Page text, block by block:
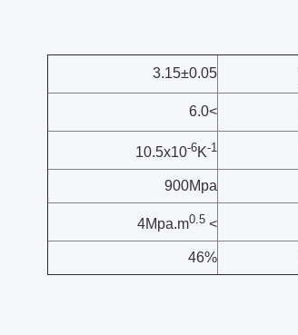
3.15±0.05
>6.0
10.5x10-6K-1
900Mpa
> 4Mpa.m
0.5
46%